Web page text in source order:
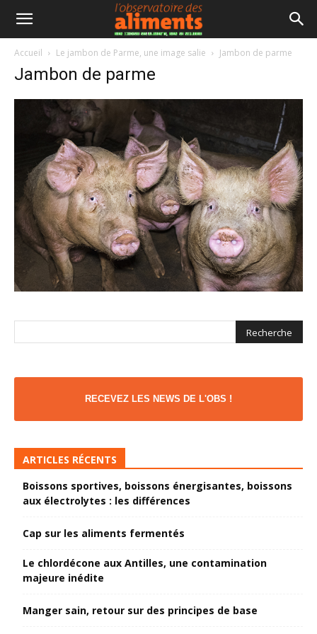
Accueil Le jambon de Parme, une image salie Jambon de parme
Jambon de parme
RECEVEZ LES NEWS DE L'OBS !
ARTICLES RÉCENTS
Boissons sportives, boissons énergisantes, boissons
aux électrolytes : les différences
Cap sur les aliments fermentés
Le chlordécone aux Antilles, une contamination
majeure inédite
Manger sain, retour sur des principes de base